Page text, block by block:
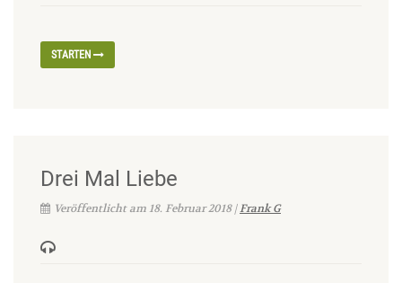
STARTEN
Drei Mal Liebe
Veröffentlicht am 18. Februar 2018 |Frank G